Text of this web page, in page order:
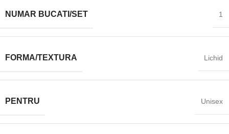
NUMAR BUCATI/SET 1
FORMA/TEXTURA Lichid
PENTRU Unisex